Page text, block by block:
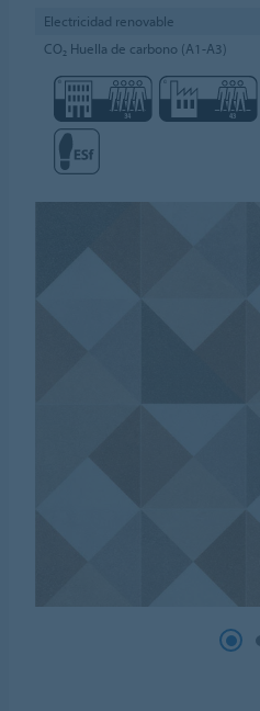
Electricidad renovable
CO₂ Huella de carbono (A1-A3)